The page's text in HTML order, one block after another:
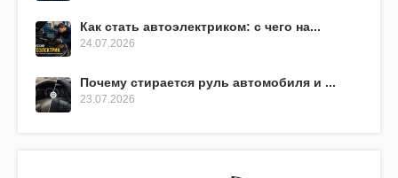
Как стать автоэлектриком: с чего на...
24.07.2026
Почему стирается руль автомобиля и ...
23.07.2026